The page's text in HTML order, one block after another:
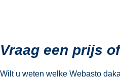
Vraag een prijs
Wilt u weten welke Webasto